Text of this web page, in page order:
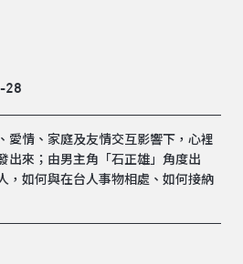
28
愛情、家庭及友情交互影響下，心裡
出來；由男主角「石正雄」角度出
，如何與在台人事物相處、如何接納